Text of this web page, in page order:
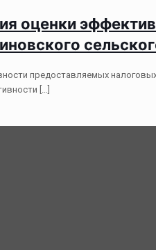
оценки
предоставляемых
[…]